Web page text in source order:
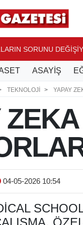
SORUNU
ASAYİŞ
TEKNOLOJİ YAPAY
04-05-2026 10:54